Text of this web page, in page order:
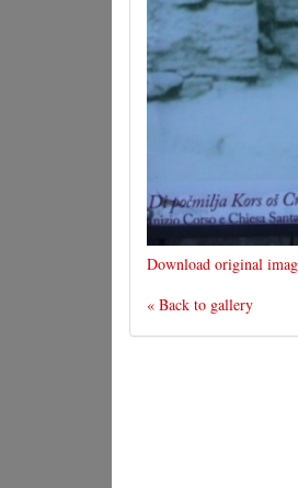
Download original
« Back to gallery